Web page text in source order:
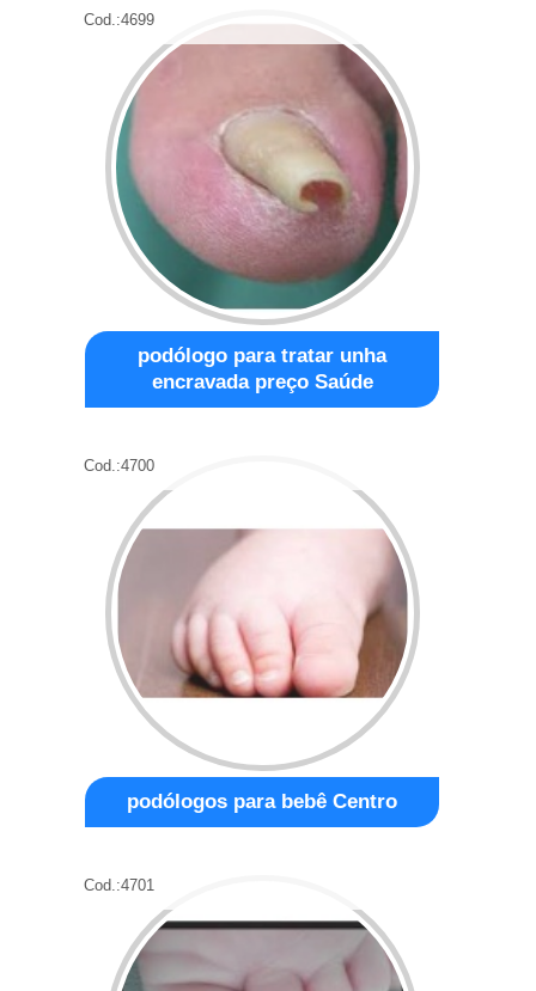
Cod.:4699
podólogo para tratar unha
encravada preço Saúde
Cod.:4700
podólogos para bebê Centro
Cod.:4701